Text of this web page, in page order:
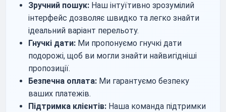
Зручний пошук: Наш інтуїтивно зрозумілий
інтерфейс дозволяє швидко та легко знайти
ідеальний варіант перельоту.
Гнучкі дати: Ми пропонуємо гнучкі дати
подорожі, щоб ви могли знайти найвигідніші
пропозиції.
Безпечна оплата: Ми гарантуємо безпеку
ваших платежів.
Підтримка клієнтів: Наша команда підтримки